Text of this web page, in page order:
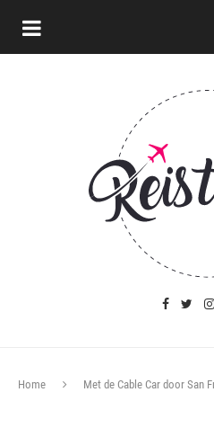
Home Met de Cable Car door San